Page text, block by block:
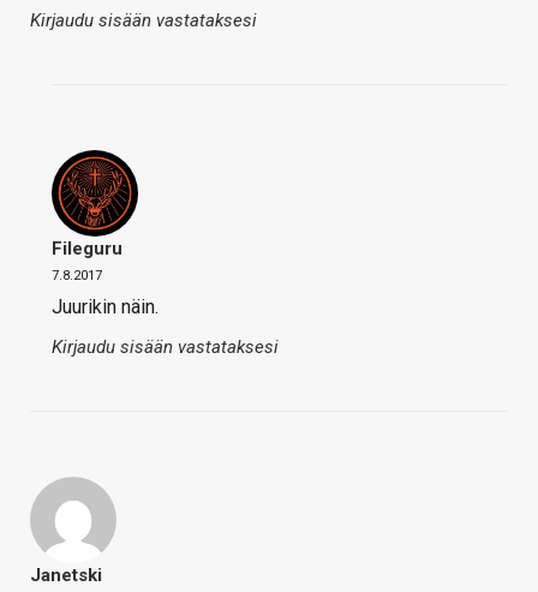
Kirjaudu sisään vastataksesi
Fileguru
7.8.2017
Juurikin näin.
Kirjaudu sisään vastataksesi
Janetski